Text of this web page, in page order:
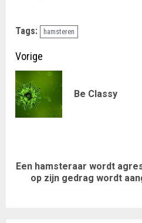
Tags: hamsteren
Doorgaan
met
lezen
Vorige
Be Classy
Volgende
bericht:
Een hamsteraar wordt
op zijn gedrag wordt